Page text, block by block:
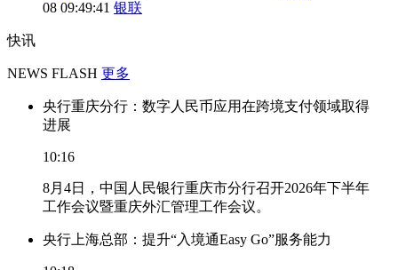
08 09:49:41 银联
快讯
NEWS FLASH 更多
央行重庆分行：数字人民币应用在跨境支付领域取得
进展
10:16
8月4日，中国人民银行重庆市分行召开2026年下半年
工作会议暨重庆外汇管理工作会议。
央行上海总部：提升“入境通Easy Go”服务能力